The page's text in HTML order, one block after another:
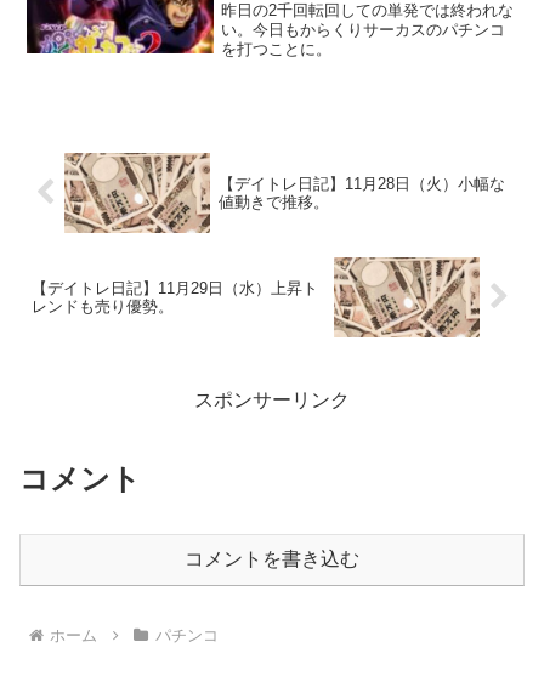
昨日の2千回転回しての単発では終われな
い。今日もからくりサーカスのパチンコ
を打つことに。
【デイトレ日記】11月28日（火）小幅な
値動きで推移。
【デイトレ日記】11月29日（水）上昇ト
レンドも売り優勢。
スポンサーリンク
コメント
コメントを書き込む
ホーム パチンコ